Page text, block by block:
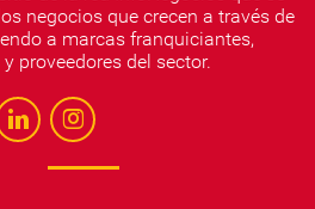
negocios que crecen a través de
a marcas franquiciantes,
proveedores del sector.